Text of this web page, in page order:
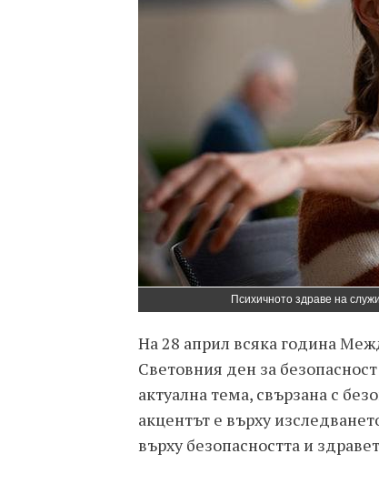
Психичното здраве на
На 28 април всяка година
Световния ден за
актуална тема, свързана с
акцентът е върху
върху безопасността и